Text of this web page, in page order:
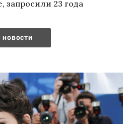
запросили 23 года
новости